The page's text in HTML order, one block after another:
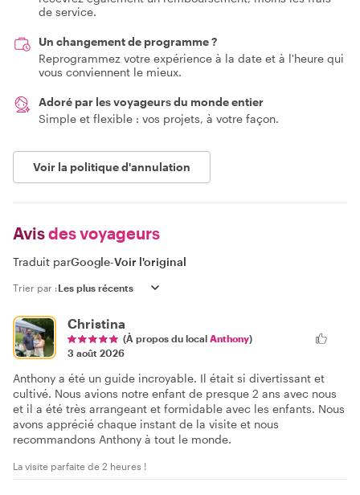
de service.
Un changement de programme ?
Reprogrammez votre expérience à la date et à l'heure qui
vous conviennent le mieux.
Adoré par les voyageurs du monde entier
Simple et flexible : vos projets, à votre façon.
Voir la politique d'annulation
Avisdes voyageurs
Traduit parGoogle-Voir l'original
Trier par :
Christina
(À propos du local Anthony)
3 août 2026
Anthony a été un guide incroyable. Il était si divertissant et
cultivé. Nous avions notre enfant de presque 2 ans avec nous
et il a été très arrangeant et formidable avec les enfants. Nous
avons apprécié chaque instant de la visite et nous
recommandons Anthony à tout le monde.
La visite parfaite de 2 heures !